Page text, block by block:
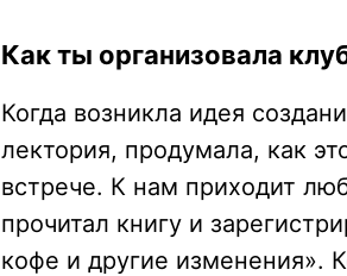
Как ты организовала
Когда возникла идея
лектория, продумала, как
встрече. К нам приходит
прочитал книгу и
кофе и другие изменения».